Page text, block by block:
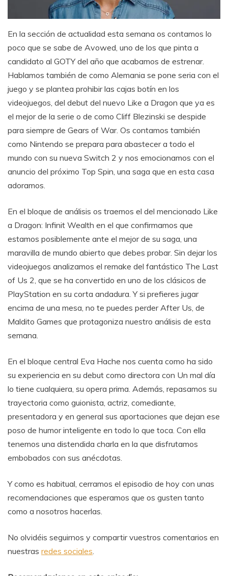
En la sección de actualidad esta semana os contamos lo
poco que se sabe de Avowed, uno de los que pinta a
candidato al GOTY del año que acabamos de estrenar.
Hablamos también de como Alemania se pone seria con el
juego y se plantea prohibir las cajas botín en los
videojuegos, del debut del nuevo Like a Dragon que ya es
el mejor de la serie o de como Cliff Blezinski se despide
para siempre de Gears of War. Os contamos también
como Nintendo se prepara para abastecer a todo el
mundo con su nueva Switch 2 y nos emocionamos con el
anuncio del próximo Top Spin, una saga que en esta casa
adoramos.
En el bloque de análisis os traemos el del mencionado Like
a Dragon: Infinit Wealth en el que confirmamos que
estamos posiblemente ante el mejor de su saga, una
maravilla de mundo abierto que debes probar. Sin dejar los
videojuegos analizamos el remake del fantástico The Last
of Us 2, que se ha convertido en uno de los clásicos de
PlayStation en su corta andadura. Y si prefieres jugar
encima de una mesa, no te puedes perder After Us, de
Maldito Games que protagoniza nuestro análisis de esta
semana.
En el bloque central Eva Hache nos cuenta como ha sido
su experiencia en su debut como directora con Un mal día
lo tiene cualquiera, su opera prima. Además, repasamos su
trayectoria como guionista, actriz, comediante,
presentadora y en general sus aportaciones que dejan ese
poso de humor inteligente en todo lo que toca. Con ella
tenemos una distendida charla en la que disfrutamos
embobados con sus anécdotas.
Y como es habitual, cerramos el episodio de hoy con unas
recomendaciones que esperamos que os gusten tanto
como a nosotros hacerlas.
No olvidéis seguirnos y compartir vuestros comentarios en
nuestras redes sociales